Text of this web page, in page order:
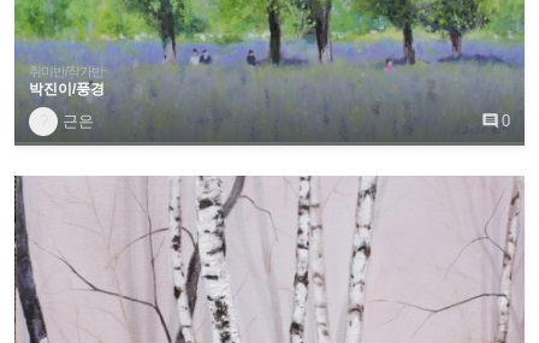
취미반/작가반
박진이/풍경
근은  0